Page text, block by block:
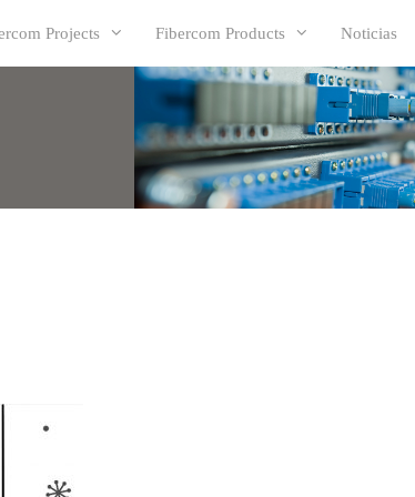
Projects Fibercom Products Noticias